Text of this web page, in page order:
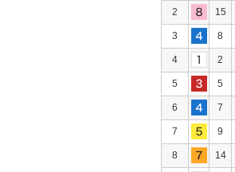
2 15
3 8
4 2
5 5
6 7
7 9
8 14